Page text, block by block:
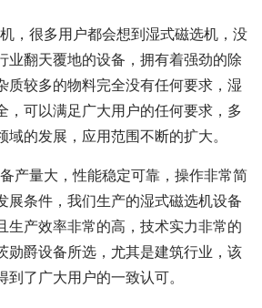
，很多用户都会想到湿式磁选机，没
业翻天覆地的设备，拥有着强劲的除
质较多的物料完全没有任何要求，湿
，可以满足广大用户的任何要求，多
域的发展，应用范围不断的扩大。
产量大，性能稳定可靠，操作非常简
展条件，我们生产的湿式磁选机设备
生产效率非常的高，技术实力非常的
勋爵设备所选，尤其是建筑行业，该
了广大用户的一致认可。